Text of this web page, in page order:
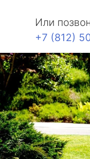
Или
+7 (812)